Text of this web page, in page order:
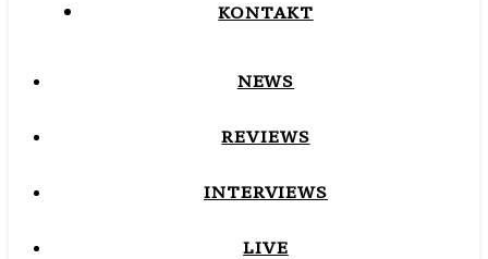
KONTAKT
NEWS
REVIEWS
INTERVIEWS
LIVE